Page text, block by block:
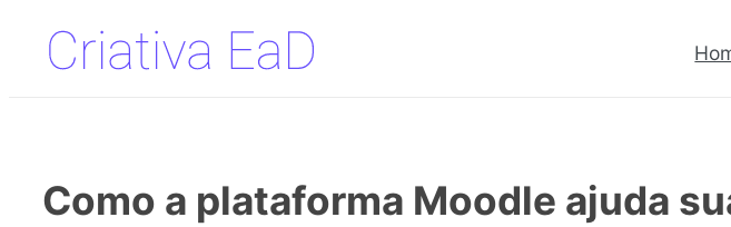
Pular
para
Como a plataforma Moodle ajuda